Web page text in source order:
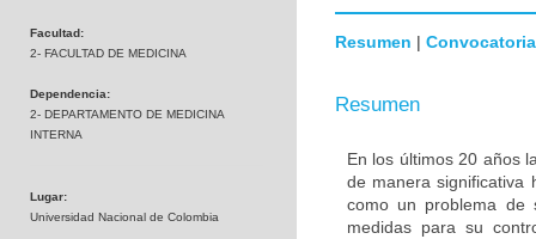
Facultad:
2- FACULTAD DE MEDICINA
Dependencia:
2- DEPARTAMENTO DE MEDICINA
INTERNA
Lugar:
Universidad Nacional de Colombia
Resumen | Convocatoria
Resumen
En los últimos 20 años
de manera significativa
como un problema de
medidas para su